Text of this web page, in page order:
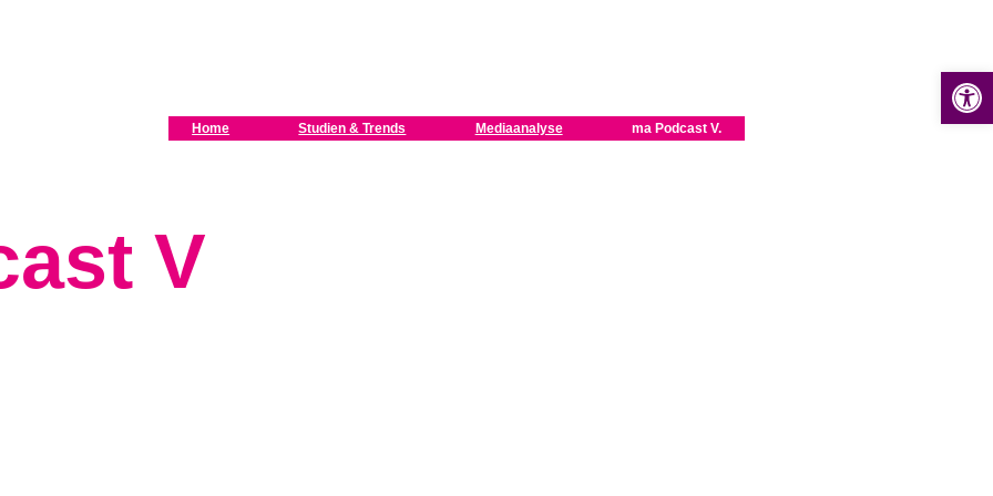
Home Studien & Trends Mediaanalyse ma Podcast V.
V